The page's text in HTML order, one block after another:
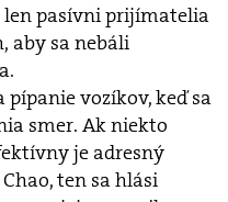
pasívni prijímatelia
aby sa nebáli
vozíkov, keď sa
smer. Ak niekto
je adresný
ten sa hlási